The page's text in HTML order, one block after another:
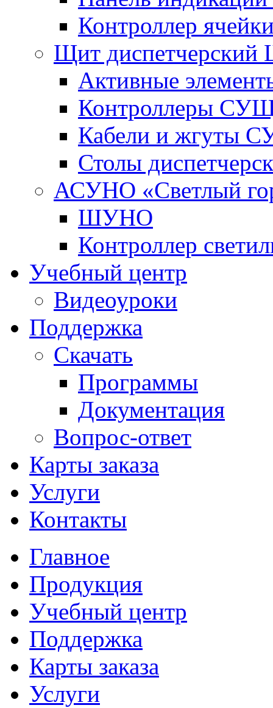
Контроллер
Щит
Активные
Контроллеры
Кабели и жгуты
Столы
АСУНО «Светлый
ШУНО
Контроллер
Учебный центр
Видеоуроки
Поддержка
Скачать
Программы
Документация
Вопрос-ответ
Карты заказа
Услуги
Контакты
Главное
Продукция
Учебный центр
Поддержка
Карты заказа
Услуги